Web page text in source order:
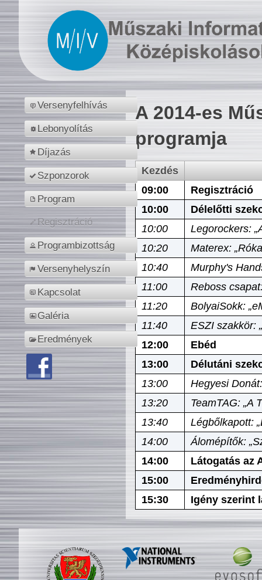
Versenyfelhívás
Lebonyolítás
Díjazás
Szponzorok
Program
Regisztráció
Programbizottság
Versenyhelyszín
Kapcsolat
Galéria
Eredmények
A 2014-es
programja
Kezdés
09:00
Regisztráció
10:00
Délelőtti
10:00
Legorockers:
10:20
Materex:
10:40
Murphy's
11:00
Reboss
11:20
BolyaiSokk:
11:40
ESZI szakkör:
12:00
Ebéd
13:00
Délutáni
13:00
Hegyesi
13:20
TeamTAG: „A
13:40
Légbőlkapott:
14:00
Álomépítők:
14:00
Látogatás az
15:00
15:30
Igény szerint